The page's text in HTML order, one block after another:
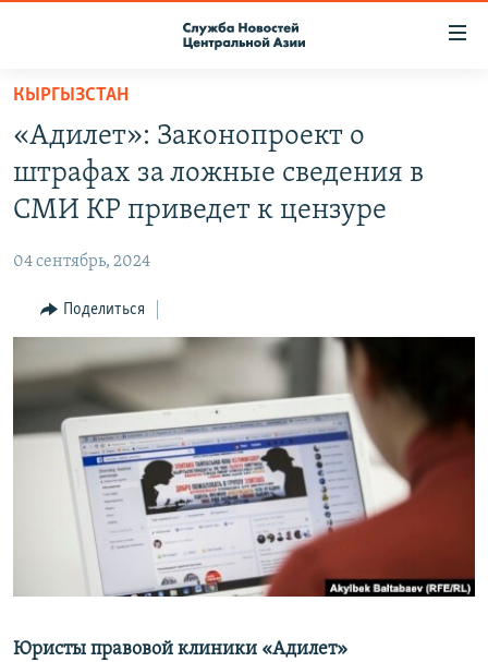
Вернуться
основному
содержанию
Вернутся
главной
навигации
Вернутся
ПОДПИСКА
КОНТАКТЫ
НАСТОЯЩЕЕ ВРЕМЯ
МИГРАНТ МЕДИА
КЫРГЫЗСТАН
«Адилет»: Законопроект о
штрафах за ложные сведения в
СМИ КР приведет к цензуре
04 сентябрь, 2024
Поделиться
Юристы правовой клиники «Адилет»